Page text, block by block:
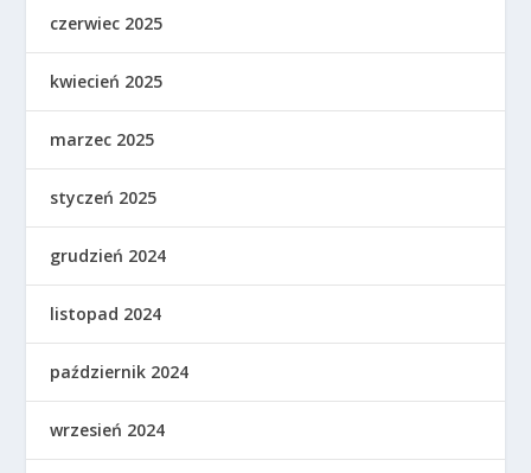
czerwiec 2025
kwiecień 2025
marzec 2025
styczeń 2025
grudzień 2024
listopad 2024
październik 2024
wrzesień 2024